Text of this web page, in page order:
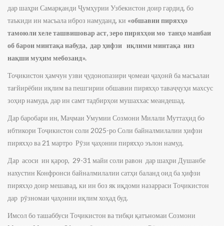
дар шаҳри Самарқанди Ҷумҳурии Узбекистон доир гардид, бо
таъкиди ин масъала иброз намуданд, ки «обшавии пиряхҳо
тамоюли хеле ташвишовар аст, зеро пиряхҳои мо танҳо манбаи
об барои минтақа набуда, дар ҳифзи иқлими минтақа низ
нақши муҳим мебозанд».
Тоҷикистон ҳамчун узви ҷудонопазири ҷомеаи ҷаҳонӣ ба масъалаи
тағйирёбии иқлим ва пешгирии обшавии пиряхҳо таваҷҷуҳи махсус
зоҳир намуда, дар ин самт тадбирҳои мушаххас меандешад.
Дар баробари ин, Маҷмаи Умумии Созмони Милали Муттаҳид бо
ибтикори Тоҷикистон соли 2025-ро Соли байналмилалии ҳифзи
пиряхҳо ва 21 мартро Рӯзи ҷаҳонии пиряхҳо эълон намуд.
Дар асоси ин қарор, 29-31 майи соли равон дар шаҳри Душанбе
нахустин Конфронси байналмилалии сатҳи баланд оид ба ҳифзи
пиряхҳо доир мешавад, ки ин боз як иқдоми назарраси Тоҷикистон
дар рӯзномаи ҷаҳонии иқлим хоҳад буд.
Имсол бо ташаббуси Тоҷикистон ва тибқи қатъномаи Созмони